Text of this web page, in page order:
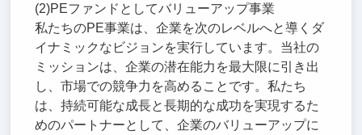
(2)PEファンドとしてバリューアップ事業
私たちのPE事業は、企業を次のレベルへと導くダ
イナミックなビジョンを実行しています。当社の
ミッションは、企業の潜在能力を最大限に引き出
し、市場での競争力を高めることです。私たち
は、持続可能な成長と長期的な成功を実現するた
めのパートナーとして、企業のバリューアップに